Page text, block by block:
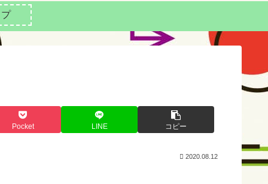
Pocket LINE コピー
2020.08.12